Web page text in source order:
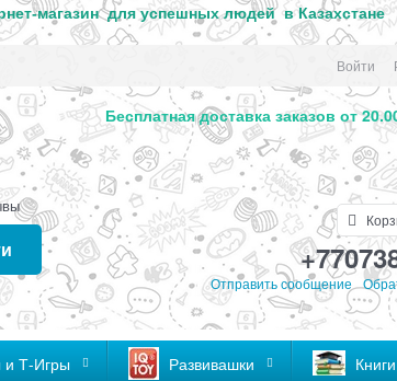
магазин для успешных людей в Казахстане
Войти
4 часа. Бесплатная доставка
Отправить сообщение
и Т-Игры Развивашки